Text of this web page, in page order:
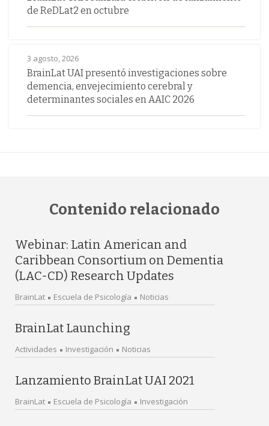
de ReDLat2 en octubre
3 agosto, 2026
BrainLat UAI presentó investigaciones sobre
demencia, envejecimiento cerebral y
determinantes sociales en AAIC 2026
Contenido relacionado
Webinar: Latin American and
Caribbean Consortium on Dementia
(LAC-CD) Research Updates
BrainLat Escuela de Psicología Noticias
BrainLat Launching
Actividades Investigación Noticias
Lanzamiento BrainLat UAI 2021
BrainLat Escuela de Psicología Investigación